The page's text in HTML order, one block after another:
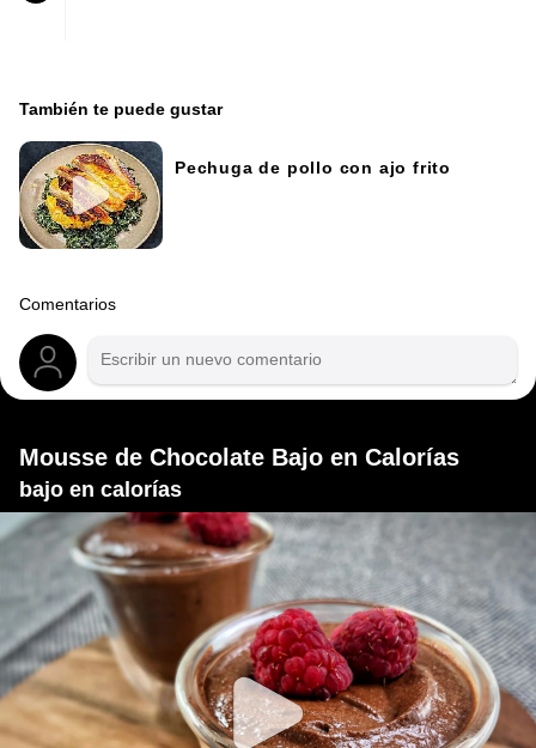
También te puede gustar
Pechuga de pollo con ajo frito
Comentarios
Mousse de Chocolate Bajo en Calorías
bajo en calorías